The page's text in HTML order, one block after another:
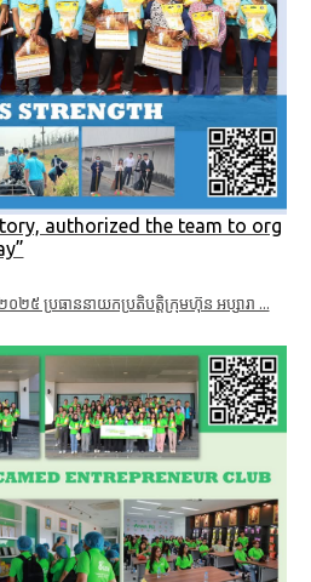
authorized the team to org
០២៥ ប្រធាននាយកប្រតិបត្តិក្រុមហ៊ុន អប្សារា ...